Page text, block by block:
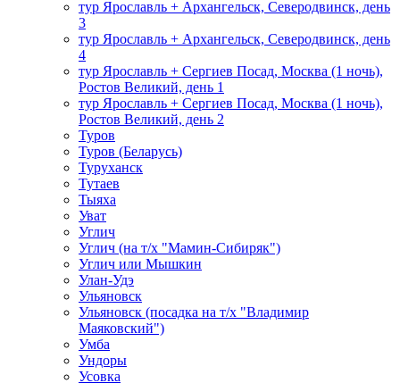
тур Ярославль + Архангельск, Северодвинск, день
3
тур Ярославль + Архангельск, Северодвинск, день
4
тур Ярославль + Сергиев Посад, Москва (1 ночь),
Ростов Великий, день 1
тур Ярославль + Сергиев Посад, Москва (1 ночь),
Ростов Великий, день 2
Туров
Туров (Беларусь)
Туруханск
Тутаев
Тыяха
Уват
Углич
Углич (на т/х "Мамин-Сибиряк")
Углич или Мышкин
Улан-Удэ
Ульяновск
Ульяновск (посадка на т/х "Владимир
Маяковский")
Умба
Ундоры
Усовка